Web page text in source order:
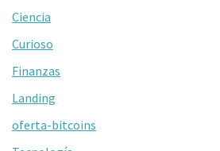
Ciencia
Curioso
Finanzas
Landing
oferta-bitcoins